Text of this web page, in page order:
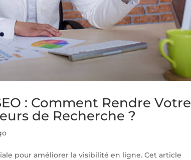
: Comment Rendre Votre
de Recherche ?
pour améliorer la visibilité en ligne. Cet article